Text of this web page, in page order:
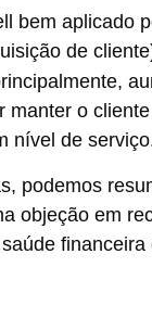
bem aplicado
de
manter o
nível de
podemos
objeção em
financeira